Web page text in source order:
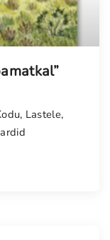
, Lastele,